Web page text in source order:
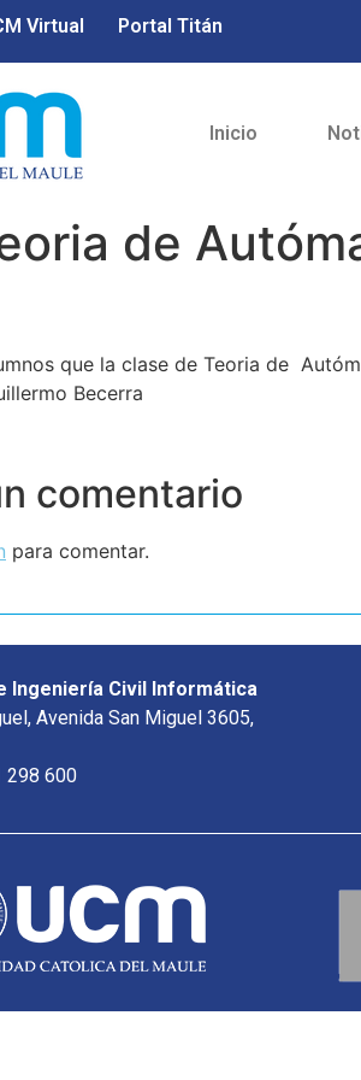
Virtual Portal Titán
Inicio
de
que la clase de Teoria de
Becerra
comentario
para comentar.
Ingeniería Civil Informática
Avenida San Miguel 3605,
298 600